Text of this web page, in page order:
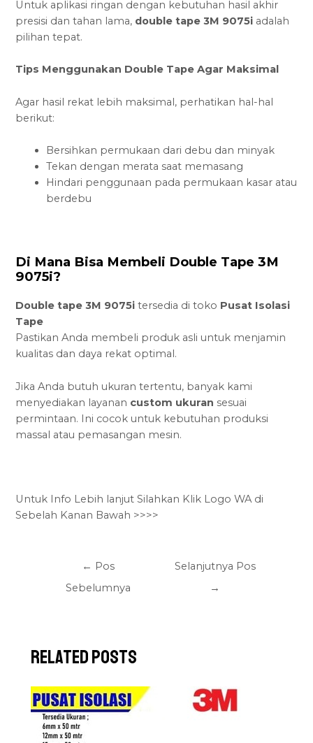
Untuk aplikasi ringan dengan kebutuhan hasil akhir
presisi dan tahan lama, double tape 3M 9075i adalah
pilihan tepat.
Tips Menggunakan Double Tape Agar Maksimal
Agar hasil rekat lebih maksimal, perhatikan hal-hal
berikut:
Bersihkan permukaan dari debu dan minyak
Tekan dengan merata saat memasang
Hindari penggunaan pada permukaan kasar atau
berdebu
Di Mana Bisa Membeli Double Tape 3M
9075i?
Double tape 3M 9075i tersedia di toko Pusat Isolasi
Tape
Pastikan Anda membeli produk asli untuk menjamin
kualitas dan daya rekat optimal.
Jika Anda butuh ukuran tertentu, banyak kami
menyediakan layanan custom ukuran sesuai
permintaan. Ini cocok untuk kebutuhan produksi
massal atau pemasangan mesin.
Untuk Info Lebih lanjut Silahkan Klik Logo WA di
Sebelah Kanan Bawah >>>>
← Pos
Sebelumnya
Selanjutnya Pos
→
Related Posts